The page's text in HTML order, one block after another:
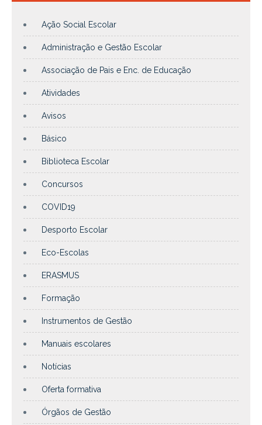
Ação Social Escolar
Administração e Gestão Escolar
Associação de Pais e Enc. de Educação
Atividades
Avisos
Básico
Biblioteca Escolar
Concursos
COVID19
Desporto Escolar
Eco-Escolas
ERASMUS
Formação
Instrumentos de Gestão
Manuais escolares
Notícias
Oferta formativa
Órgãos de Gestão